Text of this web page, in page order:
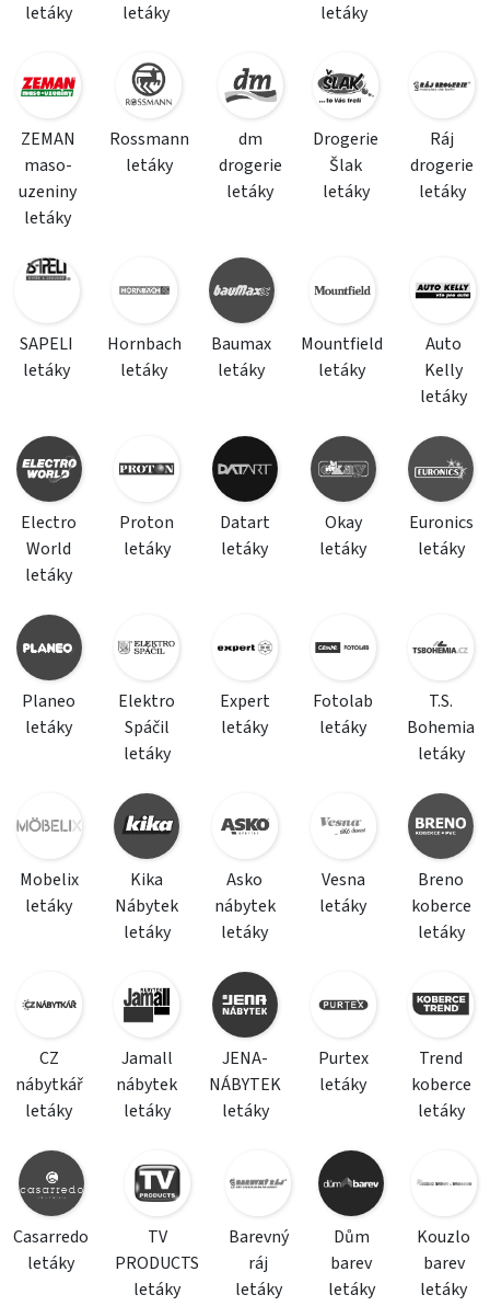
letáky
letáky
letáky
ZEMAN
maso-
uzeniny
letáky
Rossmann
letáky
dm
drogerie
letáky
Drogerie
Šlak
letáky
Ráj
drogerie
letáky
SAPELI
letáky
Hornbach
letáky
Baumax
letáky
Mountfield
letáky
Auto
Kelly
letáky
Electro
World
letáky
Proton
letáky
Datart
letáky
Okay
letáky
Euronics
letáky
Planeo
letáky
Elektro
Spáčil
letáky
Expert
letáky
Fotolab
letáky
T.S.
Bohemia
letáky
Mobelix
letáky
Kika
Nábytek
letáky
Asko
nábytek
letáky
Vesna
letáky
Breno
koberce
letáky
CZ
nábytkář
letáky
Jamall
nábytek
letáky
JENA-
NÁBYTEK
letáky
Purtex
letáky
Trend
koberce
letáky
Casarredo
letáky
TV
PRODUCTS
letáky
Barevný
ráj
letáky
Dům
barev
letáky
Kouzlo
barev
letáky